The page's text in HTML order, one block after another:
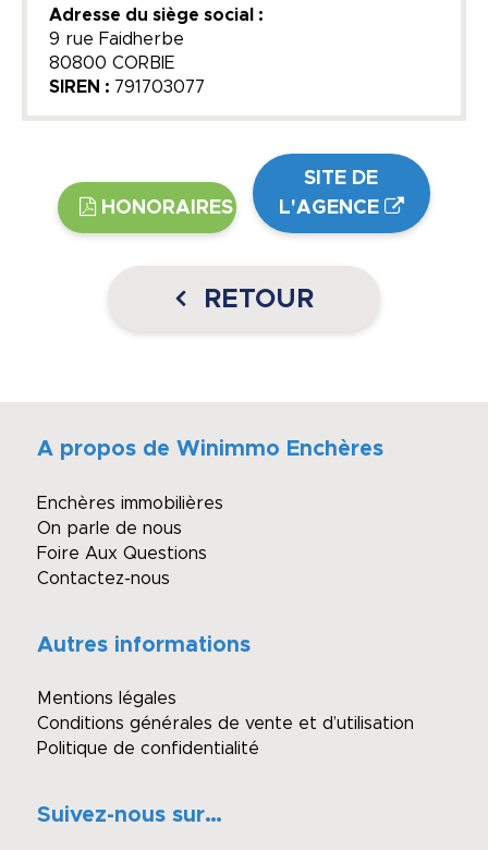
Adresse du siège social :
9 rue Faidherbe
80800 CORBIE
SIREN : 791703077
HONORAIRES
SITE DE
L'AGENCE
RETOUR
A propos de Winimmo Enchères
Enchères immobilières
On parle de nous
Foire Aux Questions
Contactez-nous
Autres informations
Mentions légales
Conditions générales de vente et d’utilisation
Politique de confidentialité
Suivez-nous sur…